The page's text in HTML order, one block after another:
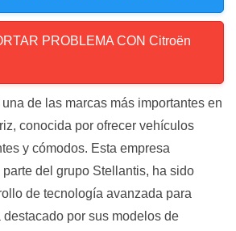
PROBLEMA CON Citroën
una de las marcas más importantes en
conocida por ofrecer vehículos
y cómodos. Esta empresa
del grupo Stellantis, ha sido
de tecnología avanzada para
por sus modelos de